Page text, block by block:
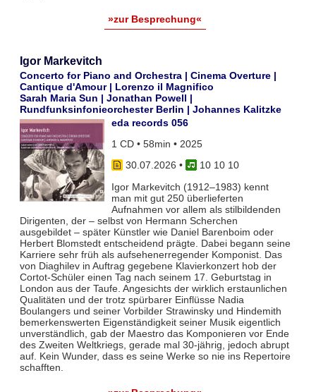
»zur Besprechung«
Igor Markevitch
Concerto for Piano and Orchestra | Cinema Overture |
Cantique d'Amour | Lorenzo il Magnifico
Sarah Maria Sun | Jonathan Powell |
Rundfunksinfonieorchester Berlin | Johannes Kalitzke
eda records 056
1 CD • 58min • 2025
30.07.2026 •
10 10 10
Igor Markevitch (1912–1983) kennt
man mit gut 250 überlieferten
Aufnahmen vor allem als stilbildenden
Dirigenten, der – selbst von Hermann Scherchen
ausgebildet – später Künstler wie Daniel Barenboim oder
Herbert Blomstedt entscheidend prägte. Dabei begann seine
Karriere sehr früh als aufsehenerregender Komponist. Das
von Diaghilev in Auftrag gegebene Klavierkonzert hob der
Cortot-Schüler einen Tag nach seinem 17. Geburtstag in
London aus der Taufe. Angesichts der wirklich erstaunlichen
Qualitäten und der trotz spürbarer Einflüsse Nadia
Boulangers und seiner Vorbilder Strawinsky und Hindemith
bemerkenswerten Eigenständigkeit seiner Musik eigentlich
unverständlich, gab der Maestro das Komponieren vor Ende
des Zweiten Weltkriegs, gerade mal 30-jährig, jedoch abrupt
auf. Kein Wunder, dass es seine Werke so nie ins Repertoire
schafften.